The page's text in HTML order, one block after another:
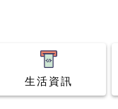
生活資訊